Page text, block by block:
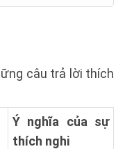
câu trả lời thích
Ý nghĩa của sự
thích nghi